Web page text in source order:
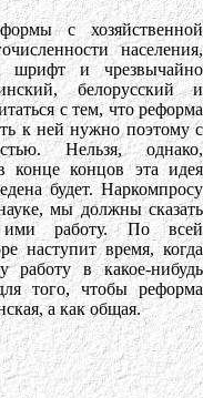
с хозяйственной
населения,
шрифт и чрезвычайно
белорусский и
с тем, что реформа
к ней нужно поэтому с
Нельзя, однако,
конце концов эта идея
будет. Наркомпросу
мы должны сказать
работу. По всей
наступит время, когда
работу в какое-нибудь
того, чтобы реформа
а как общая.